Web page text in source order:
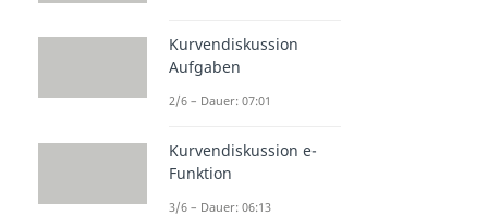
Kurvendiskussion
Aufgaben
2/6 – Dauer: 07:01
Kurvendiskussion e-
Funktion
3/6 – Dauer: 06:13